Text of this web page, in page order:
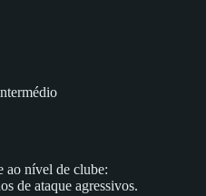
ao nível de clube:
de ataque agressivos.